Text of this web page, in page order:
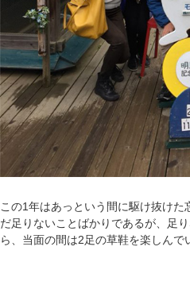
この1年はあっという間に駆け抜け
だ足りないことばかりであるが、足
ら、当面の間は2足の草鞋を楽しんで